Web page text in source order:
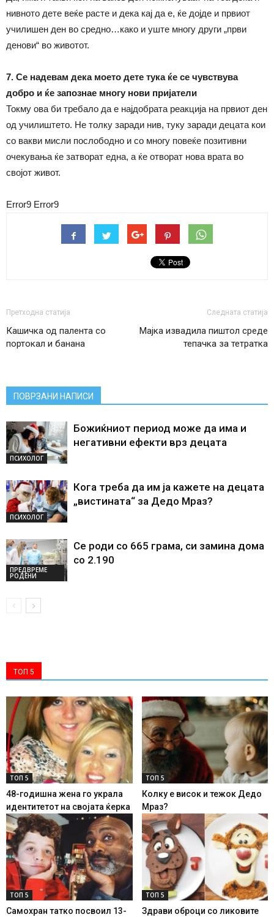
нивното дете веќе расте и дека кај да е, ќе дојде и првиот
училишен ден во средно…како и уште многу други „први
денови“ во животот.
7. Се надевам дека моето дете тука ќе се чувствува
добро и ќе запознае многу нови пријатели
Токму ова би требало да е најдобрата реакција на првиот ден
од училиштето. Не толку заради нив, туку заради децата кои
со вакви мисли послободно и со многу повеќе позитивни
очекувања ќе затворат една, а ќе отворат нова врата во
својот живот.
Error9 Error9
Претходна статија
Кашичка од палента со
портокал и банана
Следната статија
Мајка извадила пиштол среде
тепачка за тетратка
ПОВРЗАНИ НАПИСИ
ПСИХОЛОГ
Божиќниот период може да има и
негативни ефекти врз децата
ПСИХОЛОГ
Кога треба да им ја кажете на децата
„вистината“ за Дедо Мраз?
ПРЕДВРЕМЕ
РОДЕНИ
Се роди со 665 грама, си замина дома
со 2.190
ТОП 5
ТОП 5
48-годишна жена го украла
идентитетот на својата ќерка
ТОП 5
Колку е висок и тежок Дедо
Мраз?
ТОП 5
Самохран татко посвоил 13-
ТОП 5
Здрави оброци со ликовите